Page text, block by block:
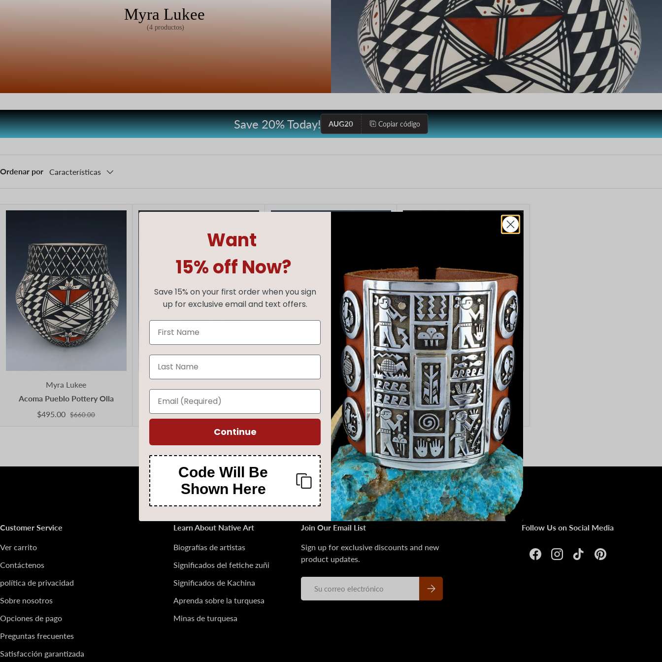
Myra Lukee
(4 productos)
Save 20% Today! AUG20 Copiar código
Ordenar por Características
Myra Lukee
Acoma Pueblo Pottery Olla
$495.00 $660.00
Acoma Pueblo Pottery Olla
$495.00 $660.00
Myra Lukee
Acoma Pueblo Seed Pot
$160.00
$215.00
Myra Lukee
Large Acoma Pueblo Pottery Vase
$750.00 $1,000.00
Volver al principio
Customer Service
Ver carrito
Contáctenos
política de privacidad
Sobre nosotros
Opciones de pago
Preguntas frecuentes
Satisfacción garantizada
Learn About Native Art
Biografías de artistas
Significados del fetiche zuñi
Significados de Kachina
Aprenda sobre la turquesa
Minas de turquesa
Join Our Email List
Sign up for exclusive discounts and new
product updates.
Correo electrónico Suscribirse
Follow Us on Social Media
FacebookInstagramTikTokPinterest
Want
15% off Now?
Save 15% on your first order when you sign
up for exclusive email and text offers.
Continue
Code Will Be
Shown Here